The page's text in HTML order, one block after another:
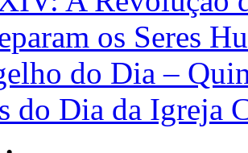
os Seres
do Dia –
do Dia da Igreja